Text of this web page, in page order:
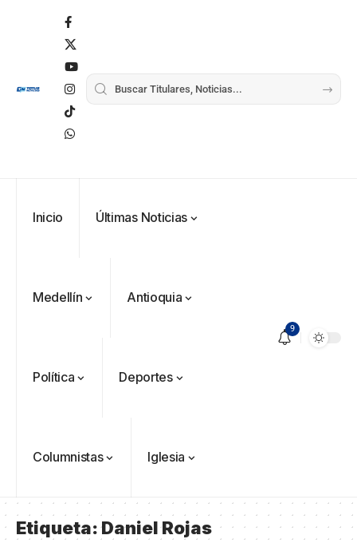
Inicio Últimas Noticias
Medellín Antioquia
Política Deportes
Columnistas Iglesia
9
Etiqueta:Daniel Rojas